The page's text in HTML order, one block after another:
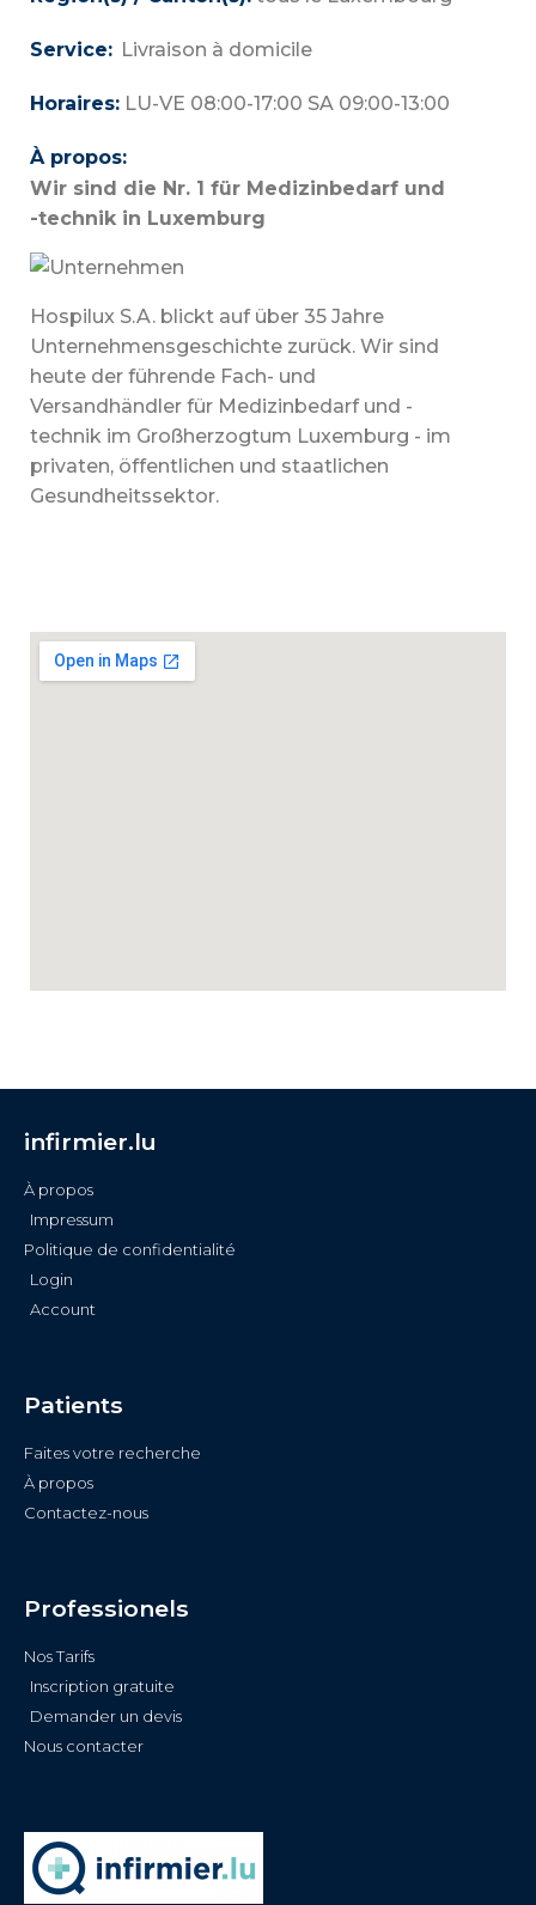
Service: Livraison à domicile
Horaires: LU-VE 08:00-17:00 SA 09:00-13:00
À propos:
Wir sind die Nr. 1 für Medizinbedarf und
-technik in Luxemburg
Hospilux S.A. blickt auf über 35 Jahre
Unternehmensgeschichte zurück. Wir sind
heute der führende Fach- und
Versandhändler für Medizinbedarf und -
technik im Großherzogtum Luxemburg - im
privaten, öffentlichen und staatlichen
Gesundheitssektor.
infirmier.lu
À propos
Impressum
Politique de confidentialité
Login
Account
Patients
Faites votre recherche
À propos
Contactez-nous
Professionels
Nos Tarifs
Inscription gratuite
Demander un devis
Nous contacter